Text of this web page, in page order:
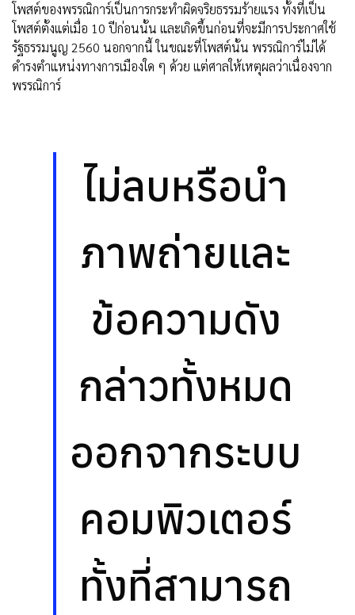
โพสต์ของพรรณิการ์เป็นการกระทำผิดจริยธรรมร้ายแรง ทั้งที่เป็น
โพสต์ตั้งแต่เมื่อ 10 ปีก่อนนั้น และเกิดขึ้นก่อนที่จะมีการประกาศใช้
รัฐธรรมนูญ 2560 นอกจากนี้ ในขณะที่โพสต์นั้น พรรณิการ์ไม่ได้
ดำรงตำแหน่งทางการเมืองใด ๆ ด้วย แต่ศาลให้เหตุผลว่าเนื่องจาก
พรรณิการ์
ไม่ลบหรือนำ
ภาพถ่ายและ
ข้อความดัง
กล่าวทั้งหมด
ออกจากระบบ
คอมพิวเตอร์
ทั้งที่สามารถ